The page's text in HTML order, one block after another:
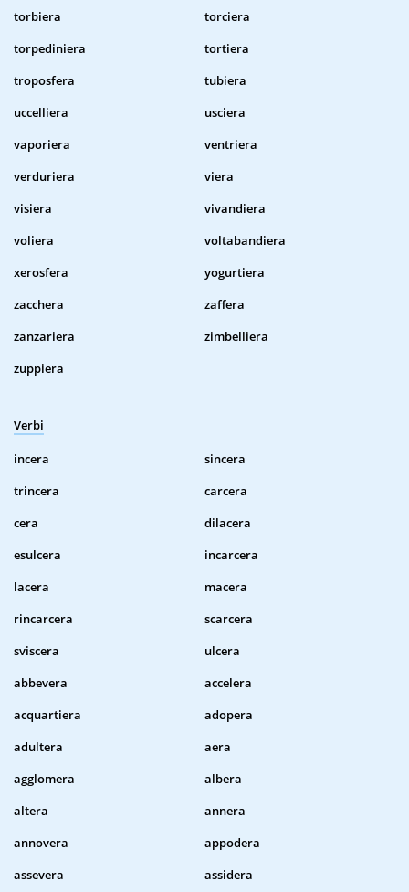
torbiera
torciera
torpediniera
tortiera
troposfera
tubiera
uccelliera
usciera
vaporiera
ventriera
verduriera
viera
visiera
vivandiera
voliera
voltabandiera
xerosfera
yogurtiera
zacchera
zaffera
zanzariera
zimbelliera
zuppiera
Verbi
incera
sincera
trincera
carcera
cera
dilacera
esulcera
incarcera
lacera
macera
rincarcera
scarcera
sviscera
ulcera
abbevera
accelera
acquartiera
adopera
adultera
aera
agglomera
albera
altera
annera
annovera
appodera
assevera
assidera